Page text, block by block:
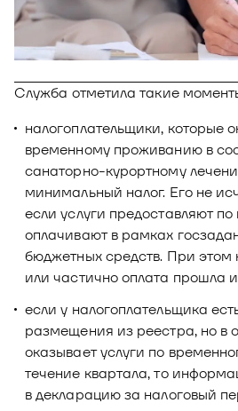
Новости
Блог
Видео и аудио
Юнион - решение для
рекрутмента
О решении
Кейсы клиентов
Калькулятор выгоды
Новости и публикации
Пилотный проект
Оазис - платформа для
Служба отметила такие
налогоплательщики, которые
временному проживанию в
санаторно-курортному
минимальный налог. Его не
если услуги предоставляют
оплачивают в рамках
бюджетных средств. При этом
или частично оплата прошла
если у налогоплательщика
размещения из реестра, но в
оказывает услуги по
течение квартала, то
в декларацию за налоговый